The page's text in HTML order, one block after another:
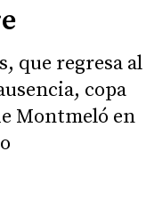
que regresa al
copa
Montmeló en